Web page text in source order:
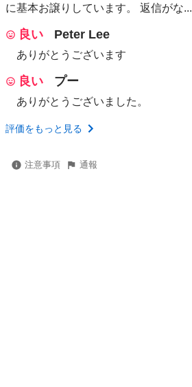
に基本お譲りしています。 返信がな...
良い Peter Lee
ありがとうございます
良い プー
ありがとうございました。
評価をもっと見る
注意事項 通報